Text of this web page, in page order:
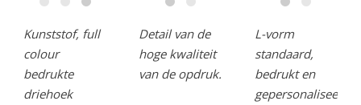
Kunststof, full
colour
bedrukte
driehoek
Detail van de
hoge kwaliteit
van de opdruk.
L-vorm
standaard,
bedrukt en
gepersonaliseerd.